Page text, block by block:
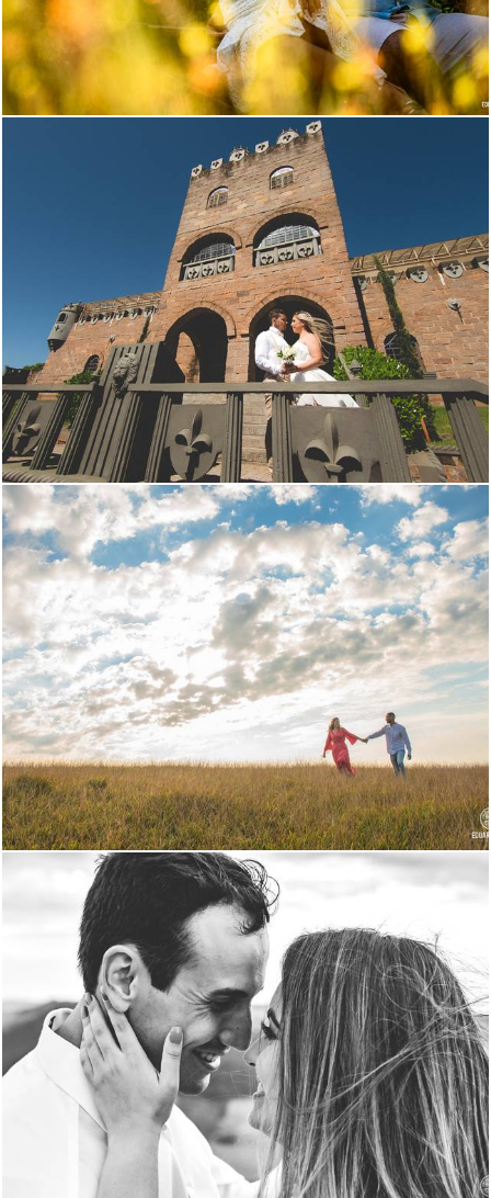
2676 188
1399 757
1907 204